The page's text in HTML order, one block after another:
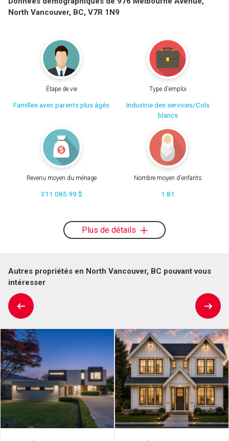
North Vancouver, BC, V7R 1N9
Étape de vie
Familles avec parents plus âgés
Type d'emploi
Industrie des services/Cols
blancs
Revenu moyen du ménage
311 085.99 $
Nombre moyen d'enfants
1.81
Plus de détails
Autres propriétés en North Vancouver, BC pouvant vous
intéresser